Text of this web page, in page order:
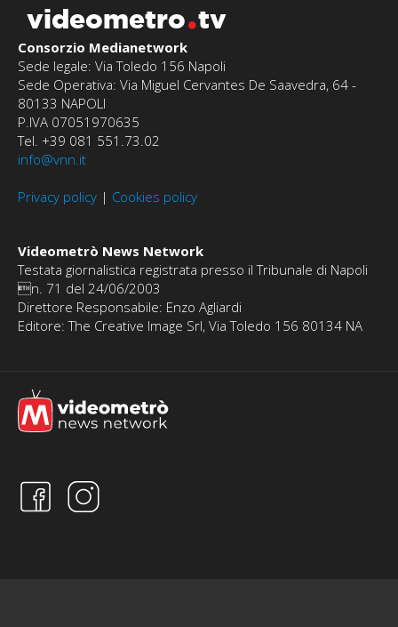
videometro tv
Consorzio Medianetwork
Sede legale: Via Toledo 156 Napoli
Sede Operativa: Via Miguel Cervantes De Saavedra, 64 -
80133 NAPOLI
P.IVA 07051970635
Tel. +39 081 551.73.02
info@vnn.it
Privacy policy | Cookies policy
Videometrò News Network
Testata giornalistica registrata presso il Tribunale di Napoli
n. 71 del 24/06/2003
Direttore Responsabile: Enzo Agliardi
Editore: The Creative Image Srl, Via Toledo 156 80134 NA